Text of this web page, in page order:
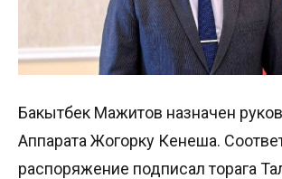
Бакытбек Мажитов назначен
Аппарата Жогорку Кенеша.
распоряжение подписал торага